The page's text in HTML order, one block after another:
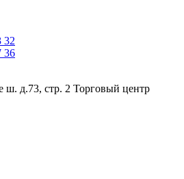
32
36
ш. д.73, стр. 2 Торговый центр